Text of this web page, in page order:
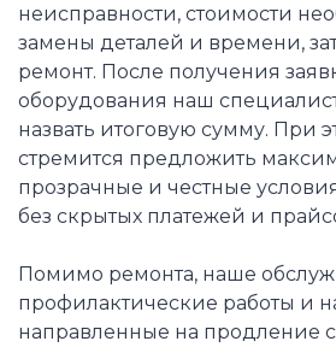
неисправности, стоимости
замены деталей и времени,
ремонт. После получения
оборудования наш
назвать итоговую сумму. При
стремится предложить
прозрачные и честные
без скрытых платежей и
Помимо ремонта, наше
профилактические работы и
направленные на продление